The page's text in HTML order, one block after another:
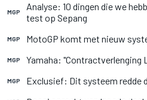
MGP
Analyse: 10 dingen die we
test op Sepang
MGP MotoGP komt met nieuw
MGP Yamaha:
MGP Exclusief: Dit systeem redde